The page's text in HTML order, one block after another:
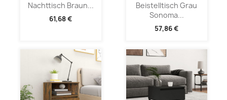
Nachttisch Braun...
61,68 €
Beistelltisch Grau
Sonoma...
57,86 €